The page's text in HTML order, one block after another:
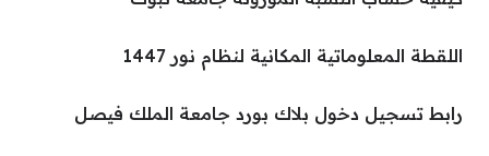
اللقطة المعلوماتية المكانية لنظام نور 1447
رابط تسجيل دخول بلاك بورد جامعة الملك فيصل